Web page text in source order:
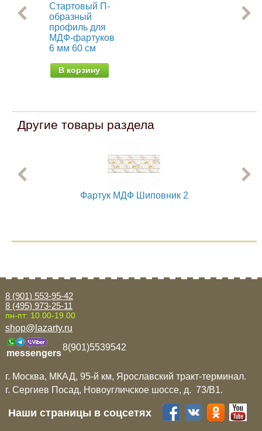
Стартовый П-
образный
профиль для
МДФ-фартуков
6 мм 60 см
В корзину
Другие товары раздела
Фартук МДФ Шиповник 2
8 (901) 553-95-42
8 (495) 973-25-11
пн-пт: 10.00-19.00
shop@lazarty.ru
messengers
8(901)5539542
г. Москва, МКАД, 95-й км, Ярославский тракт-терминал.
г. Сергиев Посад, Новоугличское шоссе, д. 73/B1.
Наши страницы в соцсетях